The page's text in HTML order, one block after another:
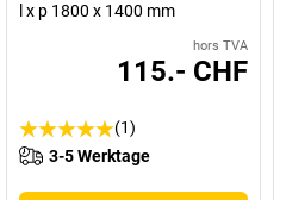
l x p 1800 x 1400 mm
hors TVA
115.- CHF
(1)
3-5 Werktage